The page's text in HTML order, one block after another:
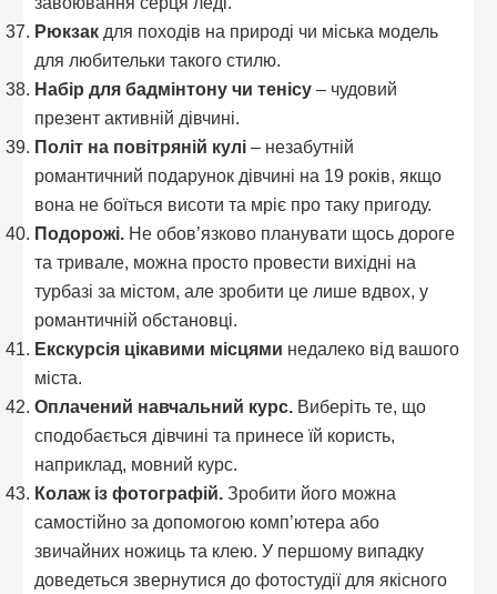
Рюкзак для походів на природі чи міська модель
для любительки такого стилю.
Набір для бадмінтону чи тенісу – чудовий
презент активній дівчині.
Політ на повітряній кулі – незабутній
романтичний подарунок дівчині на 19 років, якщо
вона не боїться висоти та мріє про таку пригоду.
Подорожі. Не обов’язково планувати щось дороге
та тривале, можна просто провести вихідні на
турбазі за містом, але зробити це лише вдвох, у
романтичній обстановці.
Екскурсія цікавими місцями недалеко від вашого
міста.
Оплачений навчальний курс. Виберіть те, що
сподобається дівчині та принесе їй користь,
наприклад, мовний курс.
Колаж із фотографій.Зробити його можна
самостійно за допомогою комп’ютера або
звичайних ножиць та клею. У першому випадку
доведеться звернутися до фотостудії для якісного